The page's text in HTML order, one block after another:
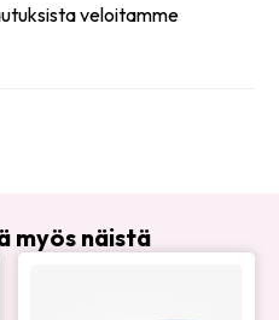
veloitamme
myös näistä